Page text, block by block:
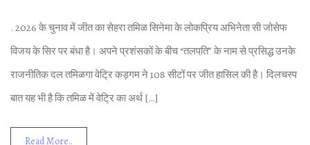
. 2026 के चुनाव में जीत का सेहरा तमिळ सिनेमा के लोकप्रिय अभिनेता सी जोसेफ
विजय के सिर पर बंधा है। अपने प्रशंसकों के बीच “तलपति” के नाम से प्रसिद्ध उनके
राजनीतिक दल तमिळगा वेट्रि कड़गम ने 108 सीटों पर जीत हासिल की है। दिलचस्‍प
बात यह भी है कि तमिळ में वेट्रि का अर्थ […]
Read More..